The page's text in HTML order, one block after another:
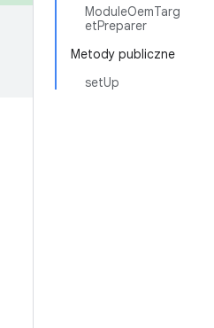
ModuleOemTarg
etPreparer
Metody publiczne
setUp